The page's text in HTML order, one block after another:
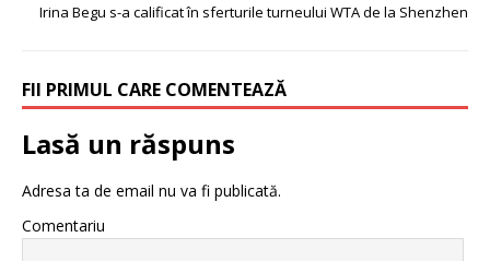
Irina Begu s-a calificat în sferturile turneului WTA de la Shenzhen
FII PRIMUL CARE COMENTEAZĂ
Lasă un răspuns
Adresa ta de email nu va fi publicată.
Comentariu